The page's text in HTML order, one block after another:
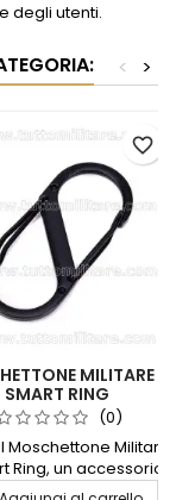
degli utenti.
>
<
MILITARE S
SMART RING
(0)
Moschettone Militare
Ring, un accessorio
e robusto
favorite_border